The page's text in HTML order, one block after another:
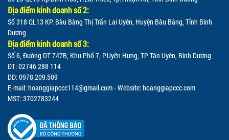
Địa điểm kinh doanh số 2:
Số 318 QL13 KP. Bàu Bàng Thị Trấn Lai Uyên, Huyện Bàu Bàng, Tỉnh Bình
Dương
Địa điểm kinh doanh số 3:
Số 6, Đường DT 747B, Khu Phố 7, P.Uyên Hưng, TP Tân Uyên, Bình Dương
ĐT: 02746 288 114
DĐ: 0978.209.509
E-mail:hoanggiapccc114@gmail.com- Website: hoanggiapccc.com
MST: 3702783244